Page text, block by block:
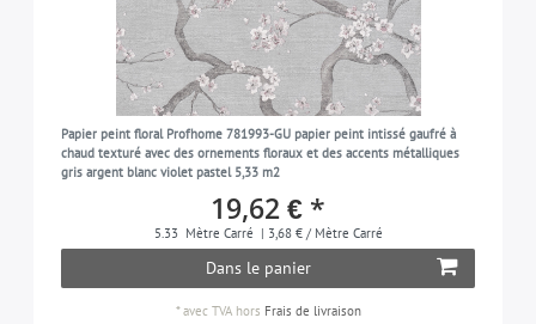
Papier peint floral Profhome 781993-GU papier peint intissé gaufré à
chaud texturé avec des ornements floraux et des accents métalliques
gris argent blanc violet pastel 5,33 m2
19,62 € *
5.33 Mètre Carré | 3,68 € / Mètre Carré
Dans le panier
*avec TVAhors Frais de livraison